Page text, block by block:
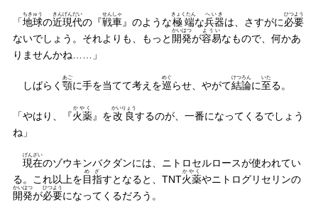
「地球
ちきゅう
の近
きん
現代
げんだい
の『戦車
せんしゃ
』のような極端
きょくたん
な兵器
へいき
は、さすがに必要
ひつよう
ないでしょう。それよりも、もっと 開発
かいはつ
が容易
ようい
なもので、何かあ
りませんかね……」
しばらく 顎
あご
に手を当てて考えを巡
めぐ
らせ、やがて結論
けつろん
に至
いた
る。
「やはり、『火薬
かやく
』を改良
かいりょう
するのが、一番になってくるでしょう
ね」
現在
げんざい
のゾウキンバクダンには、ニトロセルロースが使われてい
る。これ以上を目指
めざ
すとなると、TNT火薬
かやく
やニトログリセリンの
開発
かいはつ
が必要
ひつよう
になってくるだろう。